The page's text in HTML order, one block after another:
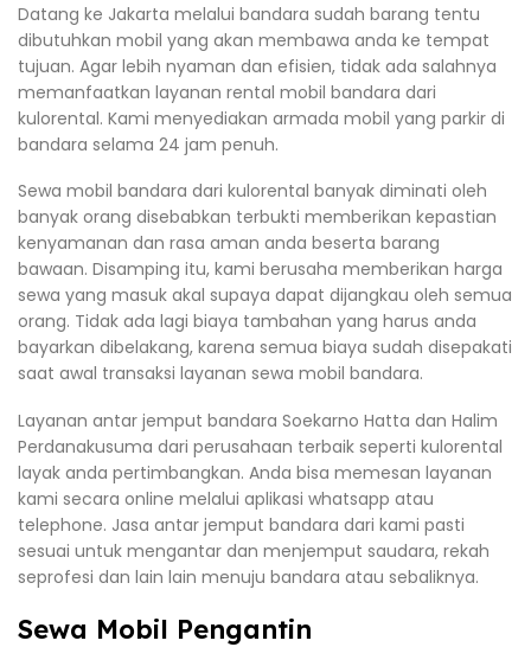
Datang ke Jakarta melalui bandara sudah barang tentu
dibutuhkan mobil yang akan membawa anda ke tempat
tujuan. Agar lebih nyaman dan efisien, tidak ada salahnya
memanfaatkan layanan rental mobil bandara dari
kulorental. Kami menyediakan armada mobil yang parkir di
bandara selama 24 jam penuh.
Sewa mobil bandara dari kulorental banyak diminati oleh
banyak orang disebabkan terbukti memberikan kepastian
kenyamanan dan rasa aman anda beserta barang
bawaan. Disamping itu, kami berusaha memberikan harga
sewa yang masuk akal supaya dapat dijangkau oleh semua
orang. Tidak ada lagi biaya tambahan yang harus anda
bayarkan dibelakang, karena semua biaya sudah disepakati
saat awal transaksi layanan sewa mobil bandara.
Layanan antar jemput bandara Soekarno Hatta dan Halim
Perdanakusuma dari perusahaan terbaik seperti kulorental
layak anda pertimbangkan. Anda bisa memesan layanan
kami secara online melalui aplikasi whatsapp atau
telephone. Jasa antar jemput bandara dari kami pasti
sesuai untuk mengantar dan menjemput saudara, rekah
seprofesi dan lain lain menuju bandara atau sebaliknya.
Sewa Mobil Pengantin